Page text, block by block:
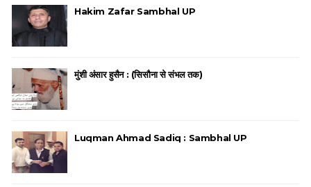
Hakim Zafar Sambhal UP
मुंशी अंसार हुसैन : (सिसौना से संभल तक)
Luqman Ahmad Sadiq : Sambhal UP